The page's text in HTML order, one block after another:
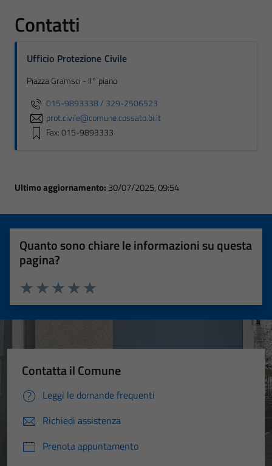
Contatti
Ufficio Protezione Civile
Piazza Gramsci - II° piano
015-9893338 / 329-2506523
prot.civile@comune.cossato.bi.it
Fax: 015-9893333
Ultimo aggiornamento: 30/07/2025, 09:54
Quanto sono chiare le informazioni su questa
pagina?
Valuta 5 stelle su 5
Valuta 4 stelle su 5
Valuta 3 stelle su 5
Valuta 2 stelle su 5
Valuta 1 stelle su 5
Contatta il Comune
Leggi le domande frequenti
Richiedi assistenza
Prenota appuntamento